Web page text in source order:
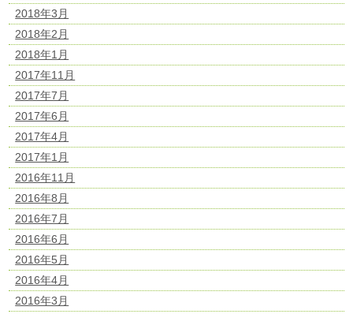
2018年3月
2018年2月
2018年1月
2017年11月
2017年7月
2017年6月
2017年4月
2017年1月
2016年11月
2016年8月
2016年7月
2016年6月
2016年5月
2016年4月
2016年3月